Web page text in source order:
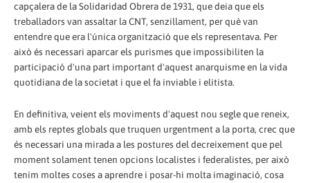
capçalera de la Solidaridad Obrera de 1931, que deia que els
treballadors van assaltar la CNT, senzillament, per què van
entendre que era l'única organització que els representava. Per
això és necessari aparcar els purismes que impossibiliten la
participació d'una part important d'aquest anarquisme en la vida
quotidiana de la societat i que el fa inviable i elitista.
En definitiva, veient els moviments d'aquest nou segle que reneix,
amb els reptes globals que truquen urgentment a la porta, crec que
és necessari una mirada a les postures del decreixement que pel
moment solament tenen opcions localistes i federalistes, per això
tenim moltes coses a aprendre i posar-hi molta imaginació, cosa